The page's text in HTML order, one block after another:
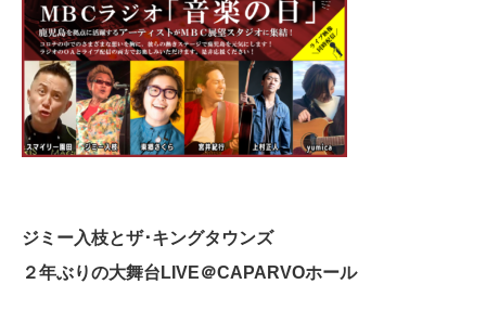
ジミー入枝とザ･キングタウンズ
２年ぶりの大舞台 LIVE＠CAPARVOホール